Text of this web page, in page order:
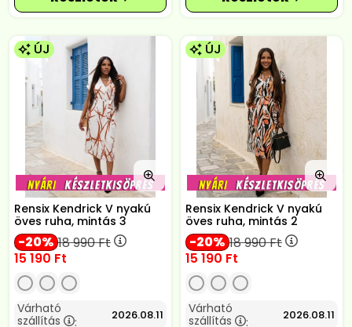
ÚJ
Rensix Kendrick V nyakú
öves ruha, mintás 3
20 18 990Ft
15 190 Ft
Várható
szállítás
: 2026.08.11
ÚJ
Rensix Kendrick V nyakú
öves ruha, mintás 2
20 18 990Ft
15 190 Ft
Várható
szállítás
: 2026.08.11